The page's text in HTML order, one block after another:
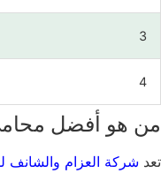
3
4
من هو أفضل
تعد شركة العزام والشانف